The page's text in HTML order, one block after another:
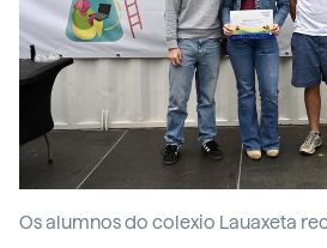
Os alumnos do colexio Lauaxeta